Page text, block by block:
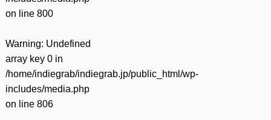
on line 800
Warning: Undefined
array key 0 in
/home/indiegrab/indiegrab.jp/public_html/wp-
includes/media.php
on line 806